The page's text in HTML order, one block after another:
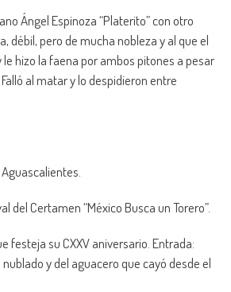
Ángel Espinoza “Platerito” con otro
débil, pero de mucha nobleza y al que el
hizo la faena por ambos pitones a pesar
al matar y lo despidieron entre
del Certamen “México Busca un Torero”.
festeja su CXXV aniversario. Entrada:
y del aguacero que cayó desde el